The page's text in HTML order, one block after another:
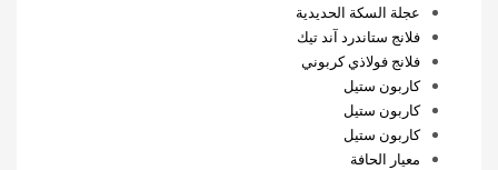
عجلة السكة الحديدية
فلانج ستاندرد آند تيك
فلانج فولاذي كربوني
كاربون ستيل
كاربون ستيل
كاربون ستيل
معيار الحافة